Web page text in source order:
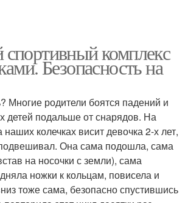
комплекс
Безопасность на
Многие родители боятся падений и
детей подальше от снарядов. На
наших колечках висит девочка 2-х лет,
Она сама подошла, сама
на носочки с земли), сама
ножки к кольцам, повисела и
тоже сама, безопасно спустившись